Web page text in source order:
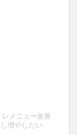
メニュー改善
増やしたい